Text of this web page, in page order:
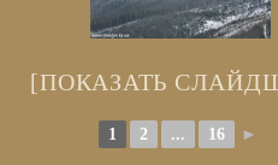
[ПОКАЗАТЬ
1 2 ... 16 ►